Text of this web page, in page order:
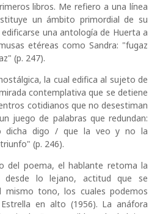
libros. Me refiero a una línea
un ámbito primordial de su
una antología de Huerta a
etéreas como Sandra: "fugaz
(p. 247).
la cual edifica al sujeto de
contemplativa que se detiene
cotidianos que no desestiman
juego de palabras que redundan:
dicha digo / que la veo y no la
(p. 246).
del poema, el hablante retoma la
desde lo lejano, actitud que se
mismo tono, los cuales podemos
en alto (1956). La anáfora